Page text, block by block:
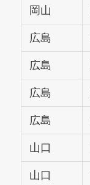
岡山
広島
広島
広島
広島
山口
山口